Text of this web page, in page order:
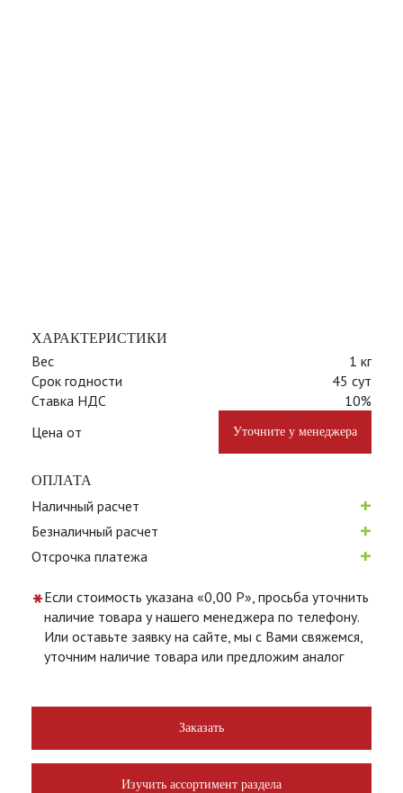
ХАРАКТЕРИСТИКИ
Вес
1 кг
Срок годности
45 сут
Ставка НДС
10%
Цена от
Уточните у менеджера
ОПЛАТА
Наличный расчет +
Безналичный расчет +
Отсрочка платежа +
*Если стоимость указана «0,00 Р», просьба уточнить
наличие товара у нашего менеджера по телефону.
Или оставьте заявку на сайте, мы с Вами свяжемся,
уточним наличие товара или предложим аналог
Заказать
Изучить ассортимент раздела